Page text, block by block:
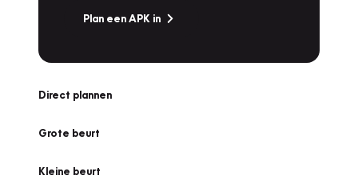
Plan een APK in
Direct plannen
Grote beurt
Kleine beurt